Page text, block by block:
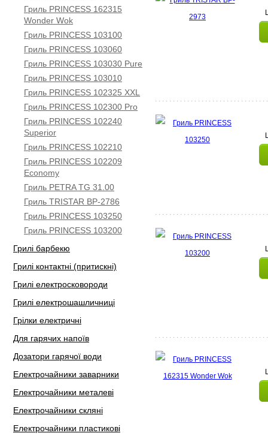
Гриль PRINCESS 162315
Wonder Wok
Гриль PRINCESS 103100
Гриль PRINCESS 103060
Гриль PRINCESS 103030 Pure
Гриль PRINCESS 103010
Гриль PRINCESS 102325 XXL
Гриль PRINCESS 102300 Pro
Гриль PRINCESS 102240
Superior
Гриль PRINCESS 102210
Гриль PRINCESS 102209
Economy
Гриль PETRA TG 31.00
Гриль TRISTAR BP-2786
Гриль PRINCESS 103250
Гриль PRINCESS 103200
Грилі барбекю
Грилі контактні (притискні)
Грилі електросковороди
Грилі електрошашличниці
Грілки електричні
Для гарячих напоїв
Дозатори гарячої води
Електрочайники заварники
Електрочайники металеві
Електрочайники скляні
Електрочайники пластикові